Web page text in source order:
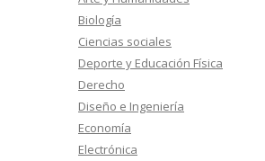
Biología
Ciencias sociales
Deporte y Educación Física
Derecho
Diseño e Ingeniería
Economía
Electrónica